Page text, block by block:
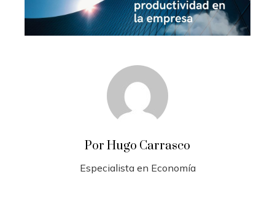
Por Hugo Carrasco
Especialista en Economía